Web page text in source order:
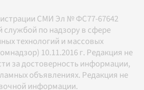
СМИ Эл № ФС77-67642
по надзору в сфере
технологий и массовых
10.11.2016 г. Редакция не
за достоверность информации,
объявлениях. Редакция не
информации.